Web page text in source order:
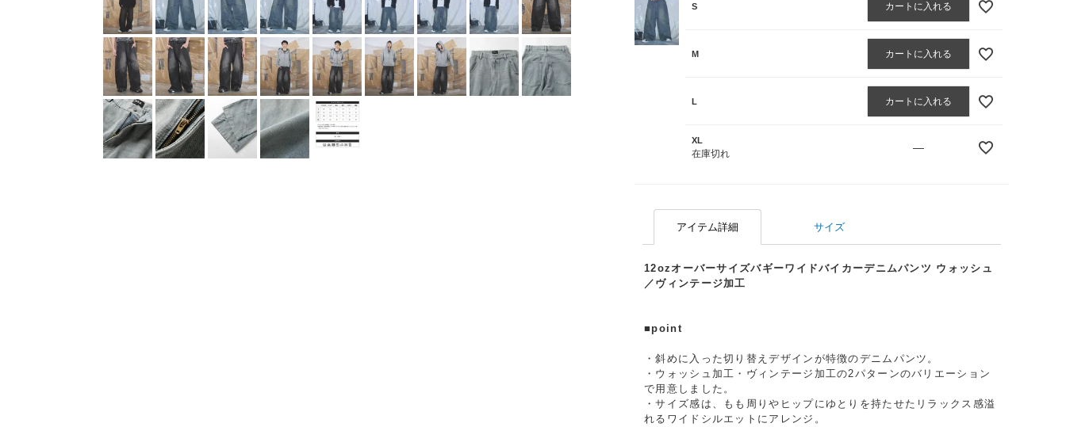
S カートに入れる
M カートに入れる
L カートに入れる
XL
在庫切れ
—
アイテム詳細 サイズ
12ozオーバーサイズバギーワイドバイカーデニムパンツ ウォッシュ
／ヴィンテージ加工
■point
・斜めに入った切り替えデザインが特徴のデニムパンツ。
・ウォッシュ加工・ヴィンテージ加工の2パターンのバリエーション
で用意しました。
・サイズ感は、もも周りやヒップにゆとりを持たせたリラックス感溢
れるワイドシルエットにアレンジ。